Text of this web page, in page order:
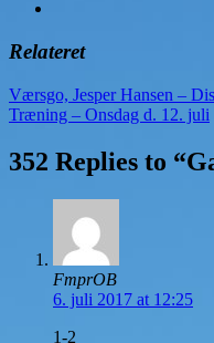
Relateret
Indlægsnavigation
Værsgo, Jesper Hansen –
Træning – Onsdag d. 12. juli
352 Replies to
FmprOB
6. juli 2017 at 12:25
1-2